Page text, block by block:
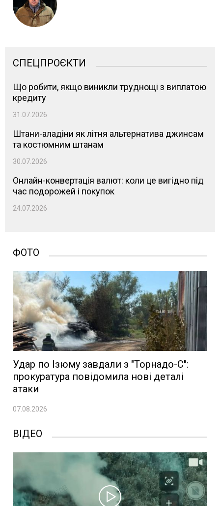
СПЕЦПРОЄКТИ
Що робити, якщо виникли труднощі з виплатою
кредиту
31.07.2026
Штани-аладіни як літня альтернатива джинсам
та костюмним штанам
30.07.2026
Онлайн-конвертація валют: коли це вигідно під
час подорожей і покупок
24.07.2026
ФОТО
Удар по Ізюму завдали з "Торнадо-С":
прокуратура повідомила нові деталі
атаки
07.08.2026
ВІДЕО